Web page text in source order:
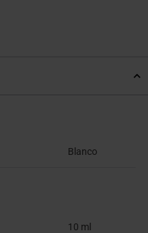
Blanco
10 ml